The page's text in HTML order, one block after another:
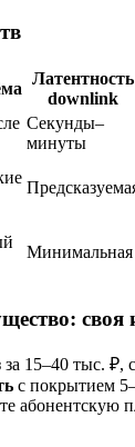
Латентность
downlink
Секунды–
минуты
Минимальная
своя
15–40 тыс.
с покрытием
абонентскую